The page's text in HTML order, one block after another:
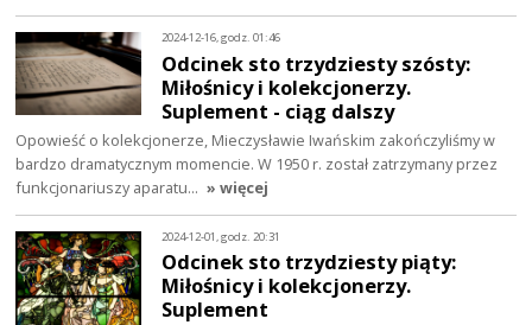
2024-12-16, godz. 01:46
Odcinek sto trzydziesty szósty:
Miłośnicy i kolekcjonerzy.
Suplement - ciąg dalszy
Opowieść o kolekcjonerze, Mieczysławie Iwańskim zakończyliśmy w
bardzo dramatycznym momencie. W 1950 r. został zatrzymany przez
funkcjonariuszy aparatu… » więcej
2024-12-01, godz. 20:31
Odcinek sto trzydziesty piąty:
Miłośnicy i kolekcjonerzy.
Suplement